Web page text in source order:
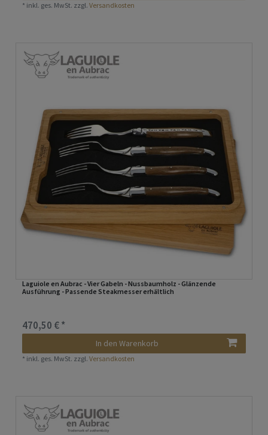
* inkl. ges. MwSt. zzgl.Versandkosten
Laguiole en Aubrac - Vier Gabeln - Nussbaumholz - Glänzende
Ausführung - Passende Steakmesser erhältlich
470,50 € *
In den Warenkorb
* inkl. ges. MwSt. zzgl.Versandkosten